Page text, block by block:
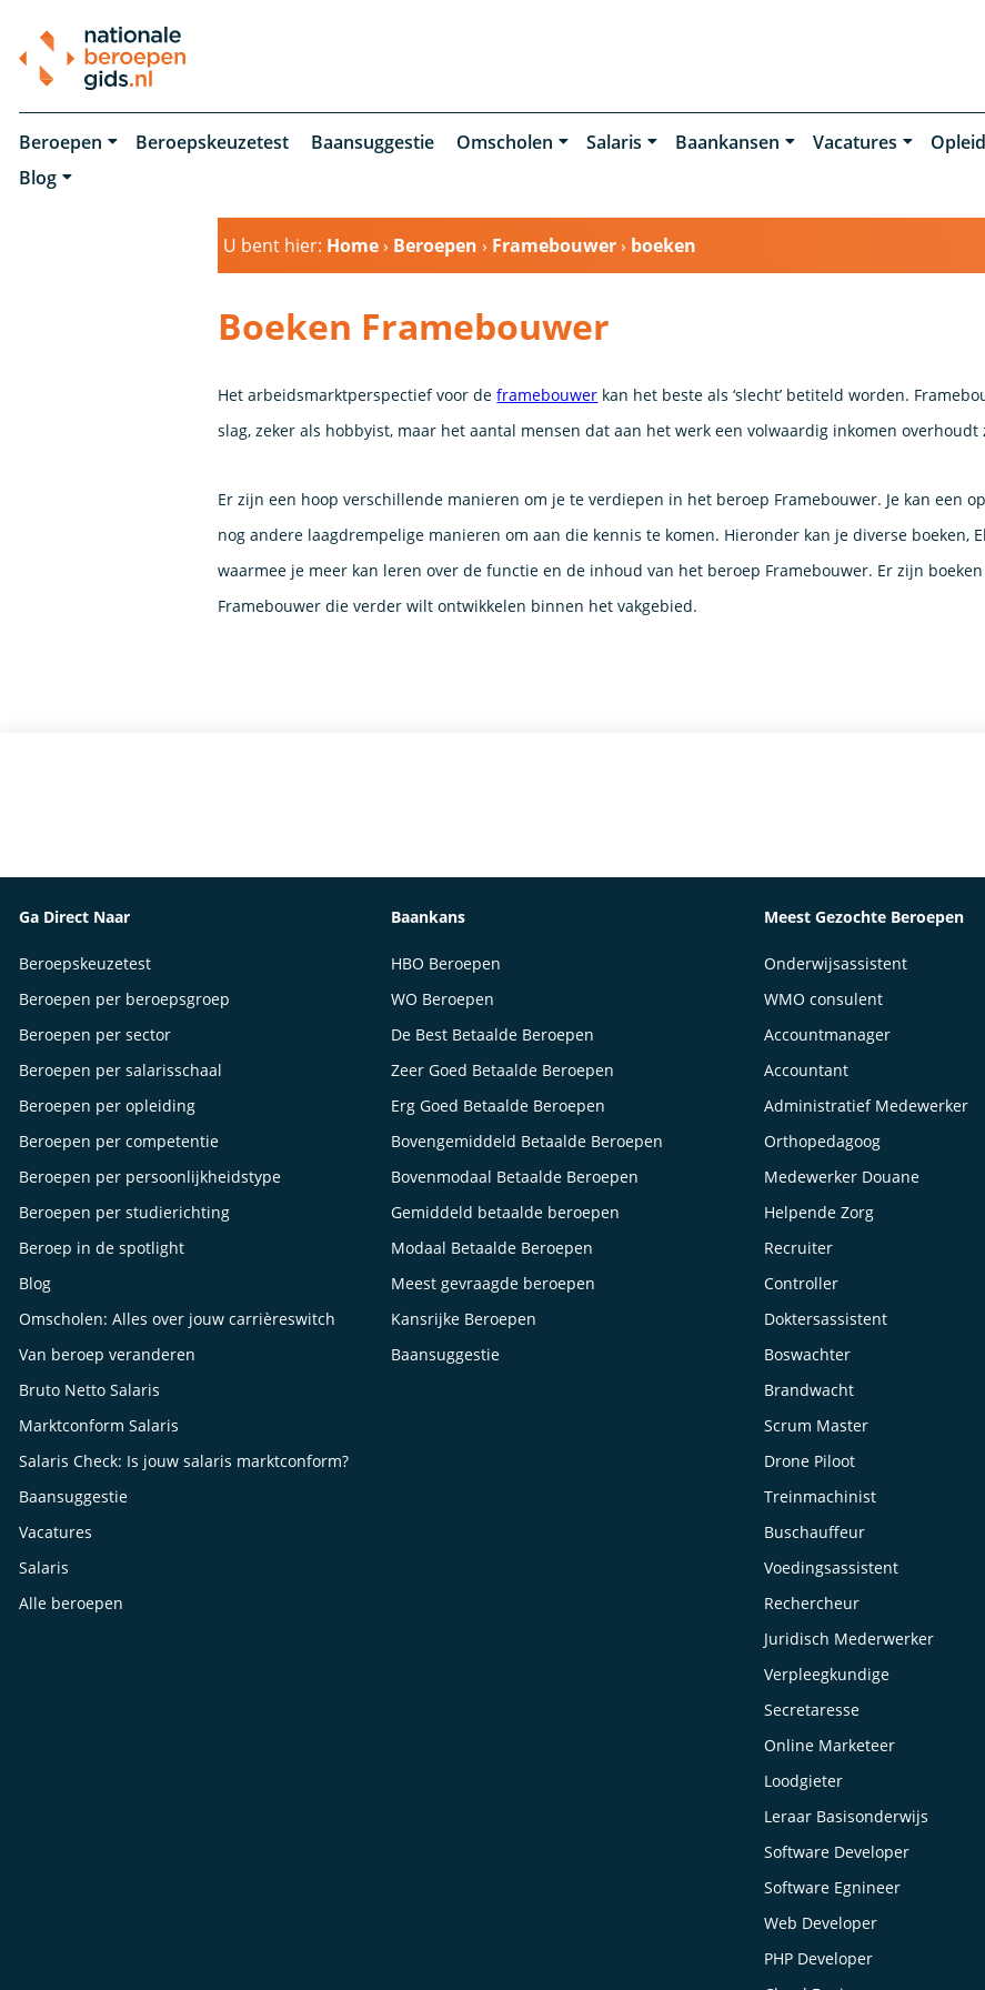
Beroepen Beroepskeuzetest Baansuggestie Omscholen Salaris Baankansen Vacatures
Blog
U bent hier: Home› Beroepen › Framebouwer› boeken
Boeken Framebouwer
Het arbeidsmarktperspectief voor deframebouwer kan het beste als ‘slecht’ betiteld worden.
slag, zeker als hobbyist, maar het aantal mensen dat aan het werk een volwaardig inkomen
Er zijn een hoop verschillende manieren om je te verdiepen in het beroep Framebouwer. Je kan een
nog andere laagdrempelige manieren om aan die kennis te komen. Hieronder kan je diverse boeken,
waarmee je meer kan leren over de functie en de inhoud van het beroep Framebouwer. Er zijn
Framebouwer die verder wilt ontwikkelen binnen het vakgebied.
Ga Direct Naar
Beroepskeuzetest
Beroepen per beroepsgroep
Beroepen per sector
Beroepen per salarisschaal
Beroepen per opleiding
Beroepen per competentie
Beroepen per persoonlijkheidstype
Beroepen per studierichting
Beroep in de spotlight
Blog
Omscholen: Alles over jouw carrièreswitch
Van beroep veranderen
Bruto Netto Salaris
Marktconform Salaris
Salaris Check: Is jouw salaris marktconform?
Baansuggestie
Vacatures
Salaris
Alle beroepen
Baankans
HBO Beroepen
WO Beroepen
De Best Betaalde Beroepen
Zeer Goed Betaalde Beroepen
Erg Goed Betaalde Beroepen
Bovengemiddeld Betaalde Beroepen
Bovenmodaal Betaalde Beroepen
Gemiddeld betaalde beroepen
Modaal Betaalde Beroepen
Meest gevraagde beroepen
Kansrijke Beroepen
Baansuggestie
Meest Gezochte Beroepen
Onderwijsassistent
WMO consulent
Accountmanager
Accountant
Administratief Medewerker
Orthopedagoog
Medewerker Douane
Helpende Zorg
Recruiter
Controller
Doktersassistent
Boswachter
Brandwacht
Scrum Master
Drone Piloot
Treinmachinist
Buschauffeur
Voedingsassistent
Rechercheur
Juridisch Mederwerker
Verpleegkundige
Secretaresse
Online Marketeer
Loodgieter
Leraar Basisonderwijs
Software Developer
Software Egnineer
Web Developer
PHP Developer